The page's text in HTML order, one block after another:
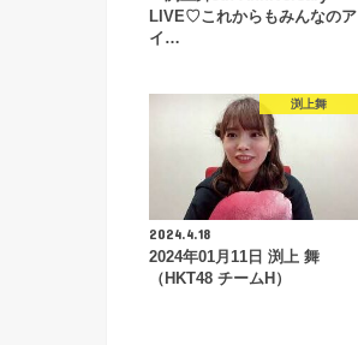
LIVE♡これからもみんなのア
イ…
渕上舞
2024.4.18
2024年01月11日 渕上 舞
（HKT48 チームH）